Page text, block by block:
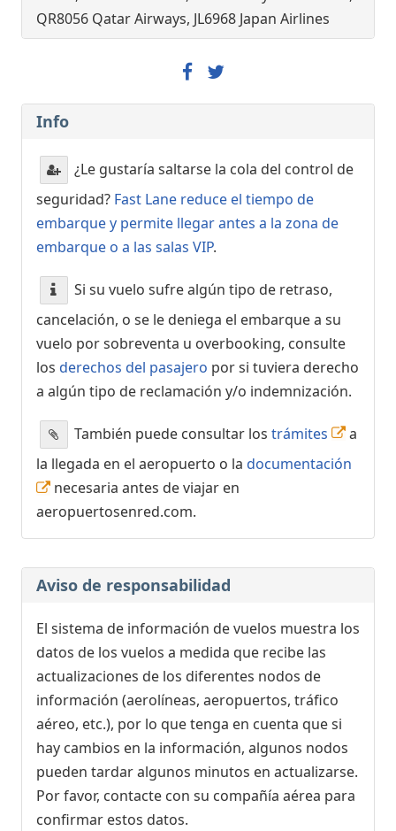
QR8056 Qatar Airways, JL6968 Japan Airlines
Info
¿Le gustaría saltarse la cola del control de
seguridad? Fast Lane reduce el tiempo de
embarque y permite llegar antes a la zona de
embarque o a las salas VIP.
Si su vuelo sufre algún tipo de retraso,
cancelación, o se le deniega el embarque a su
vuelo por sobreventa u overbooking, consulte
los derechos del pasajero por si tuviera derecho
a algún tipo de reclamación y/o indemnización.
También puede consultar los trámites
a
la llegada en el aeropuerto o la documentación
necesaria antes de viajar en
aeropuertosenred.com.
Aviso de responsabilidad
El sistema de información de vuelos muestra los
datos de los vuelos a medida que recibe las
actualizaciones de los diferentes nodos de
información (aerolíneas, aeropuertos, tráfico
aéreo, etc.), por lo que tenga en cuenta que si
hay cambios en la información, algunos nodos
pueden tardar algunos minutos en actualizarse.
Por favor, contacte con su compañía aérea para
confirmar estos datos.